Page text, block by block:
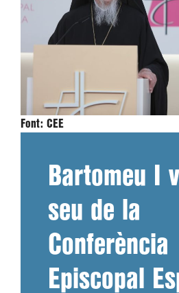
Font: CEE
Bartomeu I
seu de la
Conferència
Episcopal